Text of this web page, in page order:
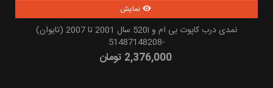
نمایش
نمدی درب کاپوت بی ام و 520i سال 2001 تا 2007 (تایوان)
-51487148208
2,376,000 تومان